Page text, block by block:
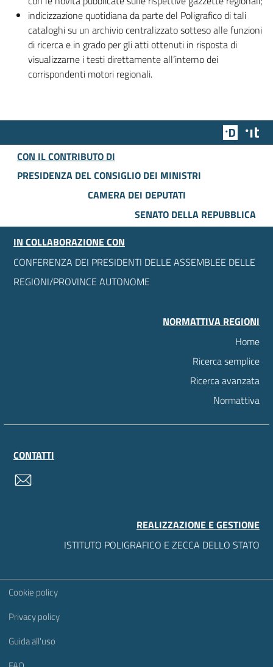
indicizzazione quotidiana da parte del Poligrafico di tali
cataloghi su un archivio centralizzato sotteso alle funzioni
di ricerca e in grado per gli atti ottenuti in risposta di
visualizzarne i testi direttamente all’interno dei
corrispondenti motori regionali.
Team
CON IL CONTRIBUTO DI
PRESIDENZA DEL CONSIGLIO DEI MINISTRI
CAMERA DEI DEPUTATI
SENATO DELLA REPUBBLICA
IN COLLABORAZIONE CON
CONFERENZA DEI PRESIDENTI DELLE ASSEMBLEE DELLE
REGIONI/PROVINCE AUTONOME
NORMATTIVA REGIONI
Home
Ricerca semplice
Ricerca avanzata
Normattiva
CONTATTI
REALIZZAZIONE E GESTIONE
ISTITUTO POLIGRAFICO E ZECCA DELLO STATO
Sezione Link Utili
Cookie policy
Privacy policy
Guida all'uso